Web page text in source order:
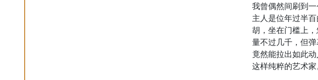
我曾偶然间刷到
主人是位年过半
胡，坐在门槛上
量不过几千，但弹
竟然能拉出如此
这样纯粹的艺术家